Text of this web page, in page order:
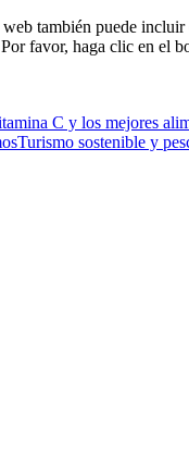
también puede
favor, haga clic en el
C y los mejores
Turismo sostenible y